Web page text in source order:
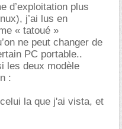
d’exploitation plus
j’ai lus en
« tatoué »
ne peut changer de
PC portable..
les deux modèle
:
la que j'ai vista, et